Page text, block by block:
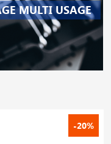
MULTI USAGE
-20%